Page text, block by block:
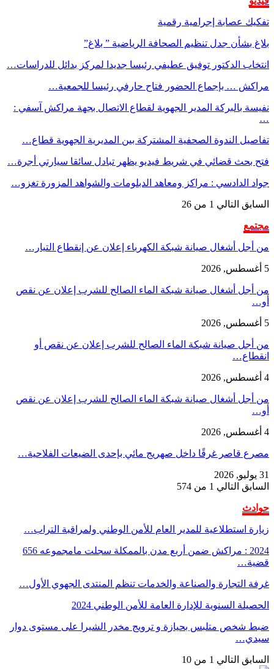
تفكيك عصابة إجرامية رقمية
بلاغ بشأن جدل تنظيم الصحافة الرياضية ” بلاغ”
انتخاب الدكتور توفيق عطيفي رئيسا جديدا لمركز بدائل للدراسات…
مراكش … بإجماع الحضور فتاح حارفي رئيسا للجمعية…
نفيسة بالبركة المدير الجهوية لقطاع الاتصال بجهة مراكش آسفي :
…
تفاصيل الندوة الصحفية المشتركة بين المديرية الجهوية قطاع…
فتح بحث قضائي في شريط فيديو يظهر تبادل سائقا سيارتي أجرة…
جواد الدادسي : مراكز ومعاهد الدبلومات والشواهد المزورة تغزو…
السابق التالي 1 من 26
مجتمع
من أجل أشغال صيانة شبكة الكهرباء إعلان عن إنقطاع التيار…
5 أغسطس, 2026
من أجل أشغال صيانة شبكة الماء الصالح للشرب إعلان عن نقص
أو…
5 أغسطس, 2026
من أجل صيانة شبكة الماء الصالح للشرب إعلان عن نقص أو
انقطاع…
4 أغسطس, 2026
من أجل أشغال صيانة شبكة الماء الصالح للشرب إعلان عن نقص
أو…
4 أغسطس, 2026
مصرع قاصر غرقًا داخل صهريج مائي بإحدى الضيعات الفلاحية…
31 يوليو, 2026
السابق التالي 1 من 574
حوادث
زيارة استطلاعية للمدير العام للأمن الوطني ولمراقبة التراب…
2024 : مراكش ضمن أربع مدن بالممكلة سجلت مامجموعه 656
قضية…
غرفة التجارة والصناعة والخدمات تنظم المنتدى الجهوي الأول…
الحصيلة السنوية للإدارة العامة للأمن الوطني 2024
ضبط شخص متلبس بحيازة و ترويج مخدر الشيرا على مستوى دوار
سيدي…
السابق التالي 1 من 10